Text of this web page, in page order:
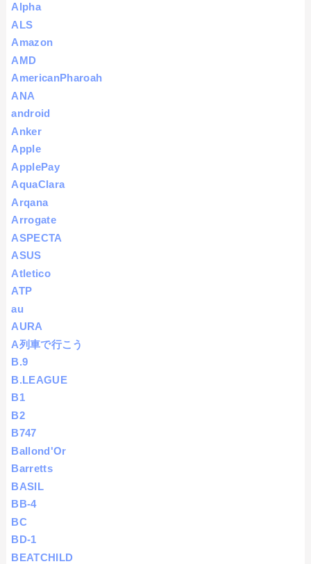
Alpha
ALS
Amazon
AMD
AmericanPharoah
ANA
android
Anker
Apple
ApplePay
AquaClara
Arqana
Arrogate
ASPECTA
ASUS
Atletico
ATP
au
AURA
A列車で行こう
B.9
B.LEAGUE
B1
B2
B747
Ballond'Or
Barretts
BASIL
BB-4
BC
BD-1
BEATCHILD